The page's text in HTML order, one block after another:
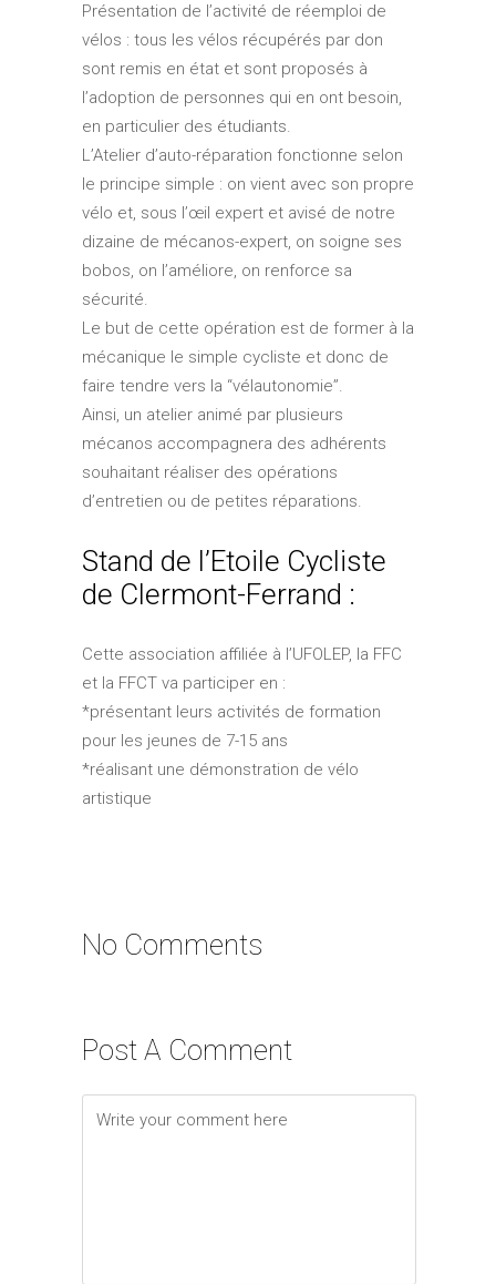
Présentation de l’activité de réemploi de
vélos : tous les vélos récupérés par don
sont remis en état et sont proposés à
l’adoption de personnes qui en ont besoin,
en particulier des étudiants.
L’Atelier d’auto-réparation fonctionne selon
le principe simple : on vient avec son propre
vélo et, sous l’œil expert et avisé de notre
dizaine de mécanos-expert, on soigne ses
bobos, on l’améliore, on renforce sa
sécurité.
Le but de cette opération est de former à la
mécanique le simple cycliste et donc de
faire tendre vers la “vélautonomie”.
Ainsi, un atelier animé par plusieurs
mécanos accompagnera des adhérents
souhaitant réaliser des opérations
d’entretien ou de petites réparations.
Stand de l’Etoile Cycliste
de Clermont-Ferrand :
Cette association affiliée à l’UFOLEP, la FFC
et la FFCT va participer en :
*présentant leurs activités de formation
pour les jeunes de 7-15 ans
*réalisant une démonstration de vélo
artistique
No Comments
Post A Comment